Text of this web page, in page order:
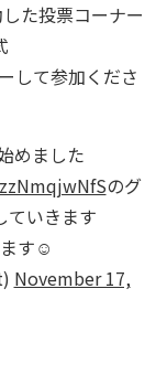
た投票コーナー
して参加くださ
めました
のグ
ていきます
す☺️
November 17,